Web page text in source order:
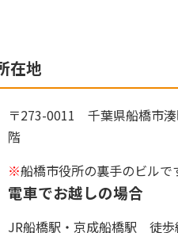
在地
〒273-0011 千葉県船橋市
階
※船橋市役所の裏手のビルで
電車でお越しの場合
JR船橋駅・京成船橋駅 徒歩